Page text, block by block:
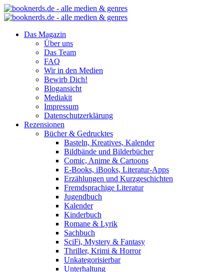
Das Magazin
Über uns
Das Team
FAQ
Wir in den Medien
Bewirb Dich!
Blogansicht
Mediakit
Impressum
Datenschutzerklärung
Rezensionen
Bücher & Gedrucktes
Basteln, Kreatives, Kalender
Bildbände und Bilderbücher
Comic, Anime & Cartoons
E-Books, iBooks, Literatur-Apps
Erzählungen und Kurzgeschichten
Fremdsprachige Literatur
Jugendbuch
Kalender
Kinderbuch
Romane & Lyrik
Sachbuch
SciFi, Mystery & Fantasy
Thriller, Krimi & Horror
Unkategorisierbar
Unterhaltung